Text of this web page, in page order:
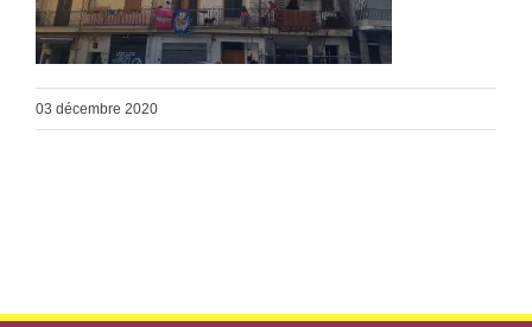
03 décembre 2020